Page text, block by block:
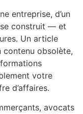
entreprise, d’un
se construit — et
Un article
obsolète,
votre
d’affaires.
avocats